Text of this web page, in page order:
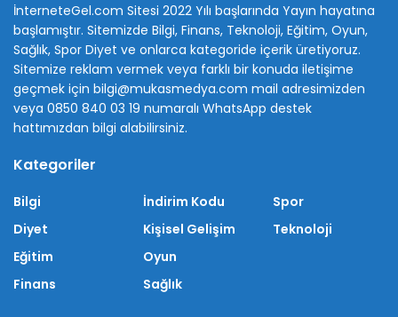
İnterneteGel.com Sitesi 2022 Yılı başlarında Yayın hayatına
başlamıştır. Sitemizde Bilgi, Finans, Teknoloji, Eğitim, Oyun,
Sağlık, Spor Diyet ve onlarca kategoride içerik üretiyoruz.
Sitemize reklam vermek veya farklı bir konuda iletişime
geçmek için bilgi@mukasmedya.com mail adresimizden
veya 0850 840 03 19 numaralı WhatsApp destek
hattımızdan bilgi alabilirsiniz.
Kategoriler
Bilgi
Diyet
Eğitim
Finans
İndirim Kodu
Kişisel Gelişim
Oyun
Sağlık
Spor
Teknoloji